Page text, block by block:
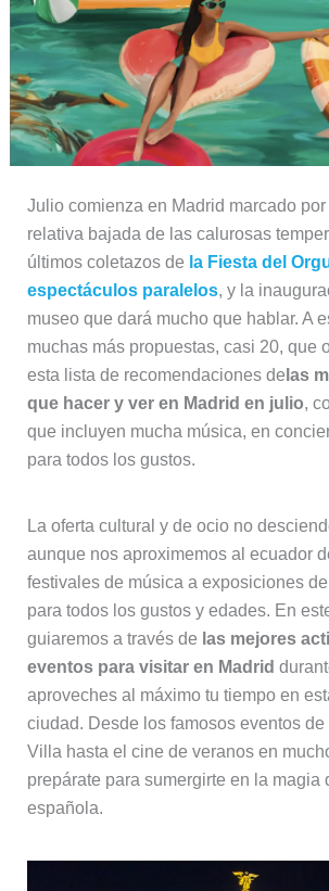
Julio comienza en Madrid marcado
relativa bajada de las calurosas
últimos coletazos de la Fiesta del
espectáculos paralelos, y la
museo que dará mucho que hablar. A
muchas más propuestas, casi 20, que
esta lista de recomendaciones de las
que hacer y ver en Madrid en julio,
que incluyen mucha música, en
para todos los gustos.
La oferta cultural y de ocio no
aunque nos aproximemos al ecuador
festivales de música a exposiciones
para todos los gustos y edades. En
guiaremos a través de las mejores
eventos para visitar en Madrid
aproveches al máximo tu tiempo en
ciudad. Desde los famosos eventos de
Villa hasta el cine de veranos en
prepárate para sumergirte en la magia
española.